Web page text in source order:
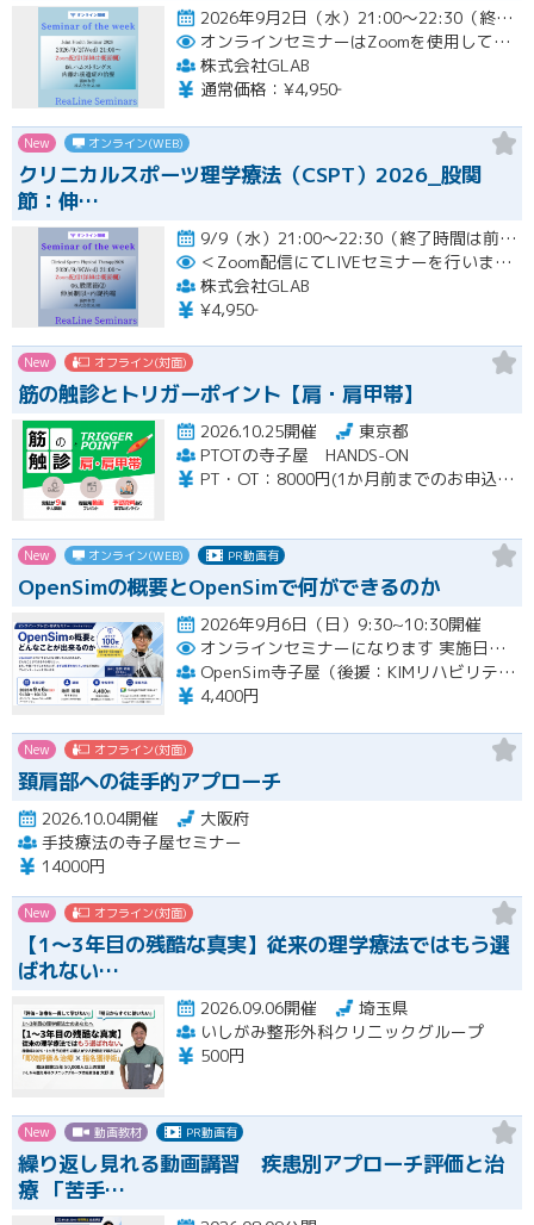
2026年9月2日（水）21:00〜22:30（終了時間は前後する場合がございます）開催
オンラインセミナーはZoomを使用して開催します。
株式会社GLAB
通常価格：¥4,950‐
New オンライン(WEB)
クリニカルスポーツ理学療法（CSPT）2026_股関
節：伸…
9/9（水）21:00〜22:30（終了時間は前後する可能性がございます。）開催
＜Zoom配信にてLIVEセミナーを行います＞
株式会社GLAB
¥4,950‐
New オフライン(対面)
筋の触診とトリガーポイント【肩・肩甲帯】
2026.10.25開催
東京都
PTOTの寺子屋 HANDS-ON
PT・OT：8000円(1か月前までのお申込みで6000円) ※当会は経験年数が浅く職場に指導者がいないなどの若手のための活動を主旨としている会です。経験年数4年以上の方には一般的な手技技術のセミナー料金をご案内させていただきます。（上記受講料に＋15000円） また理学療法士としては新卒でも、過去に柔道整復師やパーソナルトレーナーなどをしていた方も５年目以上の扱いといたします。ご了承ください。
New オンライン(WEB) PR動画有
OpenSimの概要とOpenSimで何ができるのか
2026年9月6日（日）9:30~10:30開催
オンラインセミナーになります 実施日時：2026年9月6日（日）9:30～10:30（オンライン・Japan Tokyo時間・アーカイブなし）
OpenSim寺子屋（後援：KIMリハビリテーション勉強会）
4,400円
New オフライン(対面)
頚肩部への徒手的アプローチ
2026.10.04開催
大阪府
手技療法の寺子屋セミナー
14000円
New オフライン(対面)
【1〜3年目の残酷な真実】従来の理学療法ではもう選
ばれない…
2026.09.06開催
埼玉県
いしがみ整形外科クリニックグループ
500円
New 動画教材 PR動画有
繰り返し見れる動画講習 疾患別アプローチ評価と治
療 「苦手…